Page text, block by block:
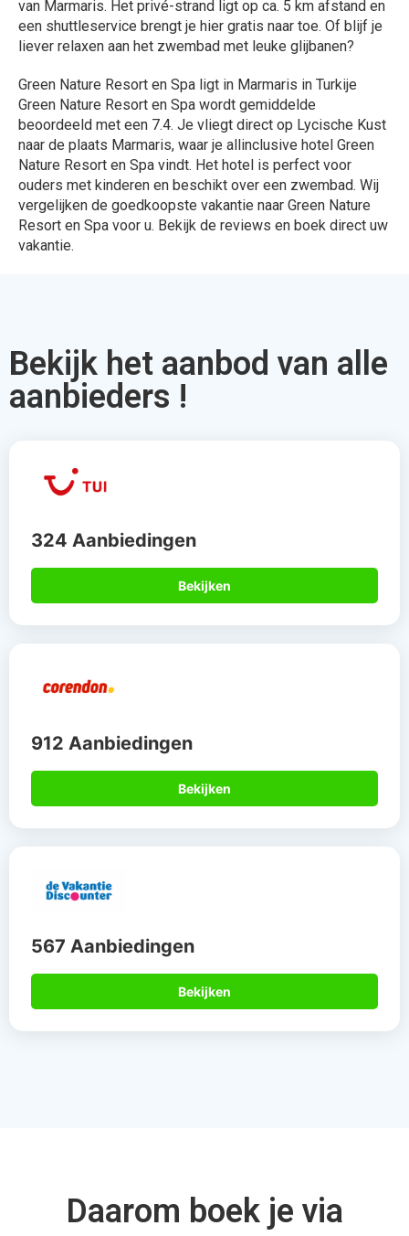
van Marmaris. Het privé-strand ligt op ca. 5 km afstand en
een shuttleservice brengt je hier gratis naar toe. Of blijf je
liever relaxen aan het zwembad met leuke glijbanen?
Green Nature Resort en Spa ligt in Marmaris in Turkije
Green Nature Resort en Spa wordt gemiddelde
beoordeeld met een 7.4. Je vliegt direct op Lycische Kust
naar de plaats Marmaris, waar je allinclusive hotel Green
Nature Resort en Spa vindt. Het hotel is perfect voor
ouders met kinderen en beschikt over een zwembad. Wij
vergelijken de goedkoopste vakantie naar Green Nature
Resort en Spa voor u. Bekijk de reviews en boek direct uw
vakantie.
Bekijk het aanbod van alle
aanbieders !
324 Aanbiedingen
Bekijken
912 Aanbiedingen
Bekijken
567 Aanbiedingen
Bekijken
Daarom boek je via